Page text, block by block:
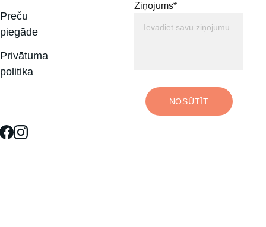
Ziņojums*
NOSŪTĪT
Preču
piegāde
Privātuma
politika